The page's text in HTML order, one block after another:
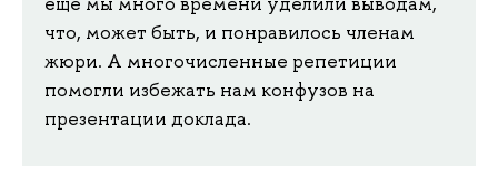
что, может быть, и понравилось членам
жюри. А многочисленные репетиции
помогли избежать нам конфузов на
презентации доклада.